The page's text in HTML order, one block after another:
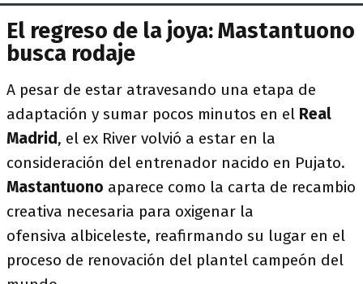
El regreso de la joya: Mastantuono
busca rodaje
A pesar de estar atravesando una etapa de
adaptación y sumar pocos minutos en el Real
Madrid, el ex River volvió a estar en la
consideración del entrenador nacido en Pujato.
Mastantuono aparece como la carta de recambio
creativa necesaria para oxigenar la
ofensiva albiceleste, reafirmando su lugar en el
proceso de renovación del plantel campeón del